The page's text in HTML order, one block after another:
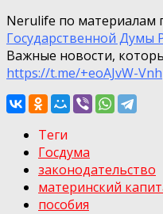
Nerulife по материалам
Государственной Думы
Важные новости,
https://t.me/+eoAJvW-
Теги
Госдума
законодательство
материнский
пособия